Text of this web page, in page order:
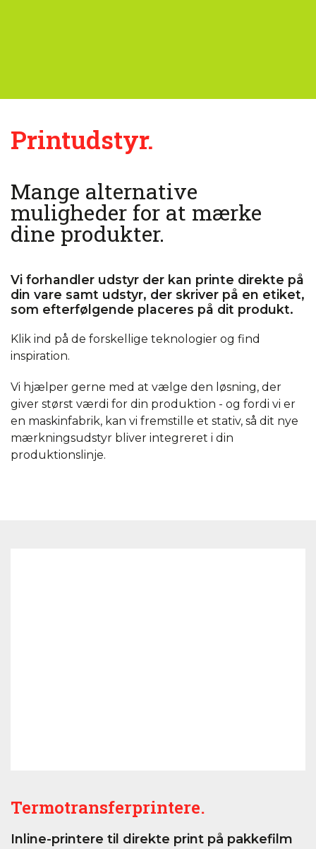
Printudstyr.
Mange alternative
muligheder for at mærke
dine produkter.
Vi forhandler udstyr der kan printe direkte på
din vare samt udstyr, der skriver på en etiket,
som efterfølgende placeres på dit produkt.
Klik ind på de forskellige teknologier og find
inspiration.
Vi hjælper gerne med at vælge den løsning, der
giver størst værdi for din produktion - og fordi vi er
en maskinfabrik, kan vi fremstille et stativ, så dit nye
mærkningsudstyr bliver integreret i din
produktionslinje.
Termotransferprintere.
Inline-printere til direkte print på pakkefilm